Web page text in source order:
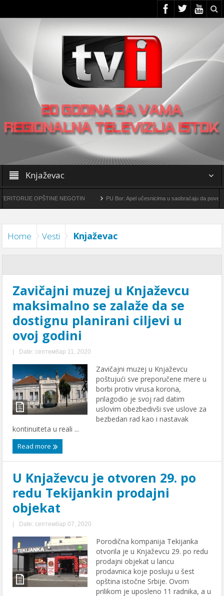
Knjaževac
OPŠTINE NEGOTIN PU Bor: Apel učesnicima u saobraćaju da povećaju oprez!
Home Vesti Knjaževac
Zavičajni muzej u Knjaževcu
maksimalno se zalaže da se
dostignu planirani ciljevi u
ovoj godini
| Date: септембар 11, 2020
Zavičajni muzej u Knjaževcu
poštujući sve preporučene mere u
borbi protiv virusa korona,
prilagodio je svoj rad datim
uslovim obezbedivši sve uslove za
bezbedan rad kao i nastavak
kontinuiteta u reali ...
Read more
U Knjaževcu je otvoren 29. po
redu Tekijankin prodajni
objekat
| Date: септембар 07, 2020
Porodična kompanija Tekijanka
otvorila je u Knjaževcu 29. po redu
prodajni objekat u lancu
prodavnica koje posluju u šest
opština istočne Srbije. Ovom
prilikom je uposleno 11 radnika, a u